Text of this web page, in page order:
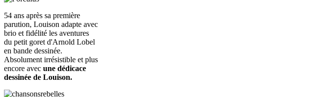
54 ans après sa première
parution, Louison adapte avec
brio et fidélité les aventures
du petit goret d'Arnold Lobel
en bande dessinée.
Absolument irrésistible et plus
encore avec une dédicace
dessinée de Louison.